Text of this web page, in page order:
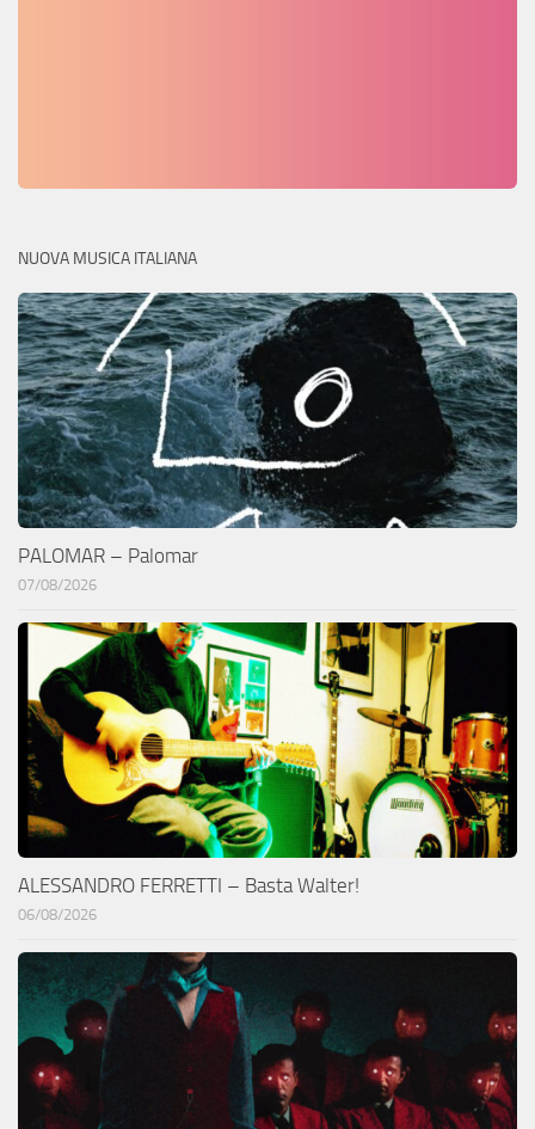
NUOVA MUSICA ITALIANA
PALOMAR – Palomar
07/08/2026
ALESSANDRO FERRETTI – Basta Walter!
06/08/2026